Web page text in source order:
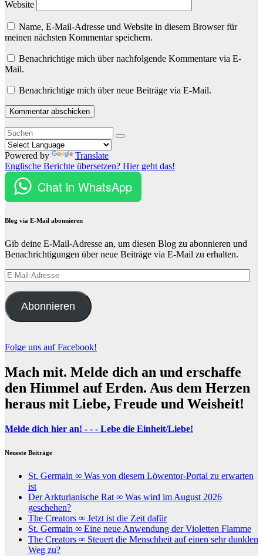
Website
Name, E-Mail-Adresse und Website in diesem Browser für
meinen nächsten Kommentar speichern.
Benachrichtige mich über nachfolgende Kommentare via E-
Mail.
Benachrichtige mich über neue Beiträge via E-Mail.
Powered by
Translate
Englische Berichte übersetzen? Hier geht das!
Chat in WhatsApp
Blog via E-Mail abonnieren
Gib deine E-Mail-Adresse an, um diesen Blog zu abonnieren und
Benachrichtigungen über neue Beiträge via E-Mail zu erhalten.
E-
Mail-
Adresse
Abonnieren
Folge uns auf Facebook!
Mach mit. Melde dich an und erschaffe
den Himmel auf Erden. Aus dem Herzen
heraus mit Liebe, Freude und Weisheit!
Melde dich hier an! - - - Lebe die Einheit/Liebe!
Neueste Beiträge
St. Germain ∞ Was von diesem Löwentor-Portal zu erwarten
ist
Der Arkturianische Rat ∞ Was wird im August 2026
geschehen?
The Creators ∞ Jetzt ist die Zeit dafür
St. Germain ∞ Eine neue Anwendung der Violetten Flamme
The Creators ∞ Steuert die Menschheit auf einen sehr dunklen
Weg zu?